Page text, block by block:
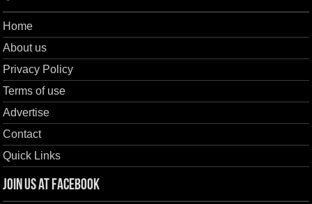
Home
About us
Privacy Policy
Terms of use
Advertise
Contact
Quick Links
Join us at Facebook